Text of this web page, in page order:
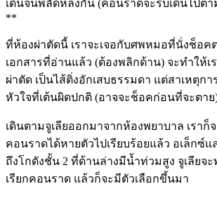
เดินจนพลัดหลงกัน (คอนราดจะรีบเดินไปต
**
ที่ห้องผ่าตัดนี้ เราจะเจอกับศพหมอที่นั่งช็อค
เอกสารที่อ่านแล้ว (ต้องพลิกด้าน) จะทำให้เ
ผ่าตัด เป็นไส้ติ่งอักเสบธรรมดา แต่สาเหตุกา
หัวใจที่เต้นผิดปกติ (อาจจะช็อคก่อนที่จะตาย
เดินตามจูเลียออกมาจากห้องพยาบาล เรา
คอนราดได้หายตัวไปเรียบร้อยแล้ว อเล็กซ์แ
ถึงโกดังชั้น 2 ที่ด้านล่างมีน้ำท่วมสูง จูเลียจ
เรียกคอนราด แล้วก็จะมีตัวเลือกขึ้นมา